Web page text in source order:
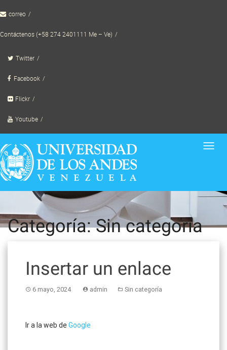
to correo
Contáctenos (+58 274 2401111 Me – Ve)
Twitter
Facebook
Flickr
Youtube
Categoría: Sin categoría
Insertar un enlace
6 mayo, 2024 admin Sin categoría
Ir a la web deGoogle